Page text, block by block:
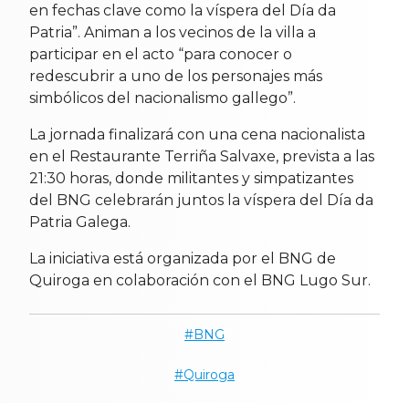
en fechas clave como la víspera del Día da
Patria”. Animan a los vecinos de la villa a
participar en el acto “para conocer o
redescubrir a uno de los personajes más
simbólicos del nacionalismo gallego”.
La jornada finalizará con una cena nacionalista
en el Restaurante Terriña Salvaxe, prevista a las
21:30 horas, donde militantes y simpatizantes
del BNG celebrarán juntos la víspera del Día da
Patria Galega.
La iniciativa está organizada por el BNG de
Quiroga en colaboración con el BNG Lugo Sur.
BNG
Quiroga